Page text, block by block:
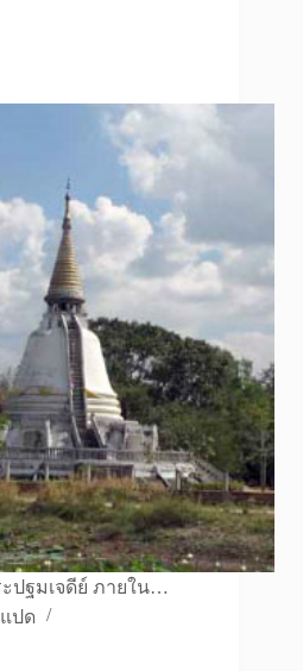
ะปฐมเจดีย์ ภายใน…
ปด